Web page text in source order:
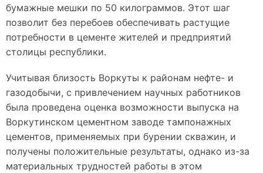
бумажные мешки по 50 килограммов. Этот шаг
позволит без перебоев обеспечивать растущие
потребности в цементе жителей и предприятий
столицы республики.
Учитывая близость Воркуты к районам нефте- и
газодобычи, с привлечением научных работников
была проведена оценка возможности выпуска на
Воркутинском цементном заводе тампонажных
цементов, применяемых при бурении скважин, и
получены положительные результаты, однако из-за
материальных трудностей работы в этом